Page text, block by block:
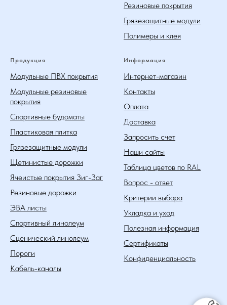
Резиновые покрытия
Грязезащитные модули
Полимеры и клея
Продукция
Модульные ПВХ покрытия
Модульные резиновые
покрытия
Спортивные будоматы
Пластиковая плитка
Грязезащитные модули
Щетинистые дорожки
Ячеистые покрытия Зиг-Заг
Резиновые дорожки
ЭВА листы
Спортивный линолеум
Сценический линолеум
Пороги
Кабель-каналы
Информация
Интернет-магазин
Контакты
Оплата
Доставка
Запросить счет
Наши сайты
Таблица цветов по RAL
Вопрос - ответ
Критерии выбора
Укладка и уход
Полезная информация
Сертификаты
Конфиденциальность